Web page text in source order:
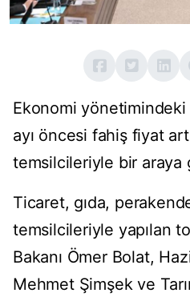
Ekonomi yönetimindeki
ayı öncesi fahiş fiyat
temsilcileriyle bir araya
Ticaret, gıda,
temsilcileriyle yapılan
Bakanı Ömer Bolat,
Mehmet Şimşek ve